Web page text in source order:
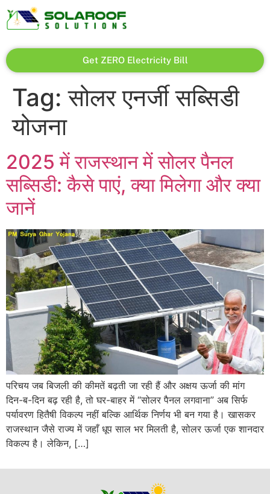
Get ZERO Electricity Bill
Tag:सोलर एनर्जी सब्सिडी
योजना
2025 में राजस्थान में सोलर पैनल
सब्सिडी: कैसे पाएं, क्या मिलेगा और क्या
जानें
परिचय जब बिजली की कीमतें बढ़ती जा रही हैं और अक्षय ऊर्जा की मांग
दिन-ब-दिन बढ़ रही है, तो घर-बाहर में “सोलर पैनल लगवाना” अब सिर्फ
पर्यावरण हितैषी विकल्प नहीं बल्कि आर्थिक निर्णय भी बन गया है। खासकर
राजस्थान जैसे राज्य में जहाँ धूप साल भर मिलती है, सोलर ऊर्जा एक शानदार
विकल्प है। लेकिन, […]